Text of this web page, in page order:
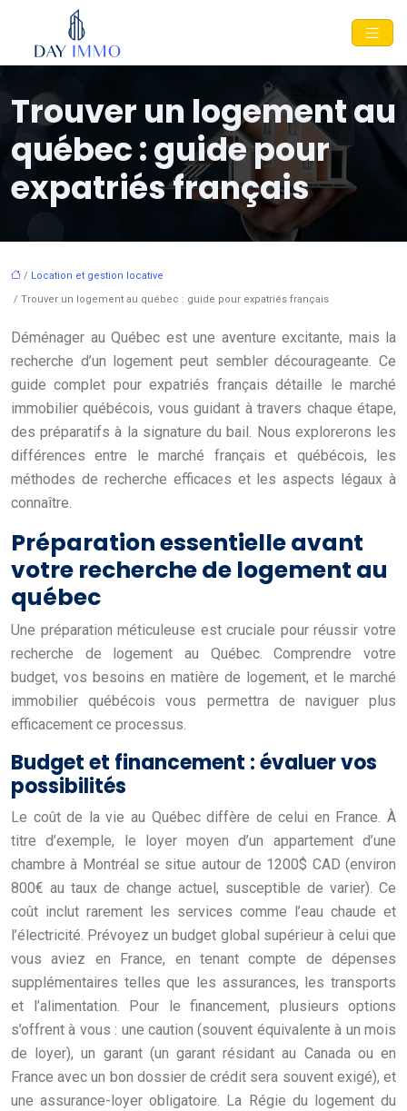
Trouver un logement au
québec : guide pour
expatriés français
/ Location et gestion locative
/ Trouver un logement au québec : guide pour expatriés français
Déménager au Québec est une aventure excitante, mais la
recherche d’un logement peut sembler décourageante. Ce
guide complet pour expatriés français détaille le marché
immobilier québécois, vous guidant à travers chaque étape,
des préparatifs à la signature du bail. Nous explorerons les
différences entre le marché français et québécois, les
méthodes de recherche efficaces et les aspects légaux à
connaître.
Préparation essentielle avant
votre recherche de logement au
québec
Une préparation méticuleuse est cruciale pour réussir votre
recherche de logement au Québec. Comprendre votre
budget, vos besoins en matière de logement, et le marché
immobilier québécois vous permettra de naviguer plus
efficacement ce processus.
Budget et financement : évaluer vos
possibilités
Le coût de la vie au Québec diffère de celui en France. À
titre d’exemple, le loyer moyen d’un appartement d’une
chambre à Montréal se situe autour de 1200$ CAD (environ
800€ au taux de change actuel, susceptible de varier). Ce
coût inclut rarement les services comme l’eau chaude et
l’électricité. Prévoyez un budget global supérieur à celui que
vous aviez en France, en tenant compte de dépenses
supplémentaires telles que les assurances, les transports
et l’alimentation. Pour le financement, plusieurs options
s’offrent à vous : une caution (souvent équivalente à un mois
de loyer), un garant (un garant résidant au Canada ou en
France avec un bon dossier de crédit sera souvent exigé), et
une assurance-loyer obligatoire. La Régie du logement du